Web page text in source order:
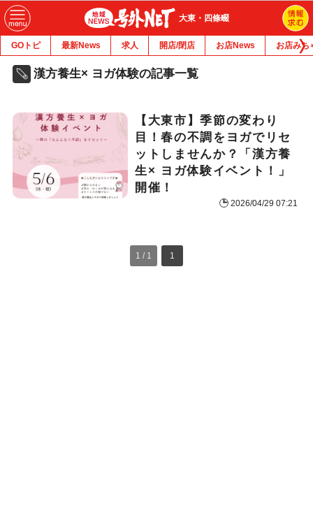
大東・四條畷
GOトピ 最新News 求人 開店/閉店 お店News お店みち
漢方養生× ヨガ体験の記事一覧
【大東市】季節の変わり
目！春の不調をヨガでリセ
ットしませんか？「漢方養
生× ヨガ体験イベント！」
開催！
2026/04/29 07:21
1 / 1 1